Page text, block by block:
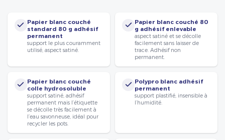
Papier blanc couché
standard 80 g adhésif
permanent
support le plus couramment
utilisé, aspect satiné.
Papier blanc couché 80
g adhésif enlevable
aspect satiné et se décolle
facilement sans laisser de
trace. Adhésif non
permanent.
Papier blanc couché
colle hydrosoluble
support satiné, adhésif
permanent mais l’étiquette
se décolle très facilement à
l’eau savonneuse, idéal pour
recycler les pots.
Polypro blanc adhésif
permanent
support plastifié, insensible à
l’humidité.